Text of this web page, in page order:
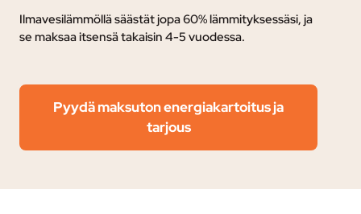
Ilmavesilämmöllä säästät jopa 60% lämmityksessäsi, ja
se maksaa itsensä takaisin 4-5 vuodessa.
Pyydä maksuton energiakartoitus ja
tarjous